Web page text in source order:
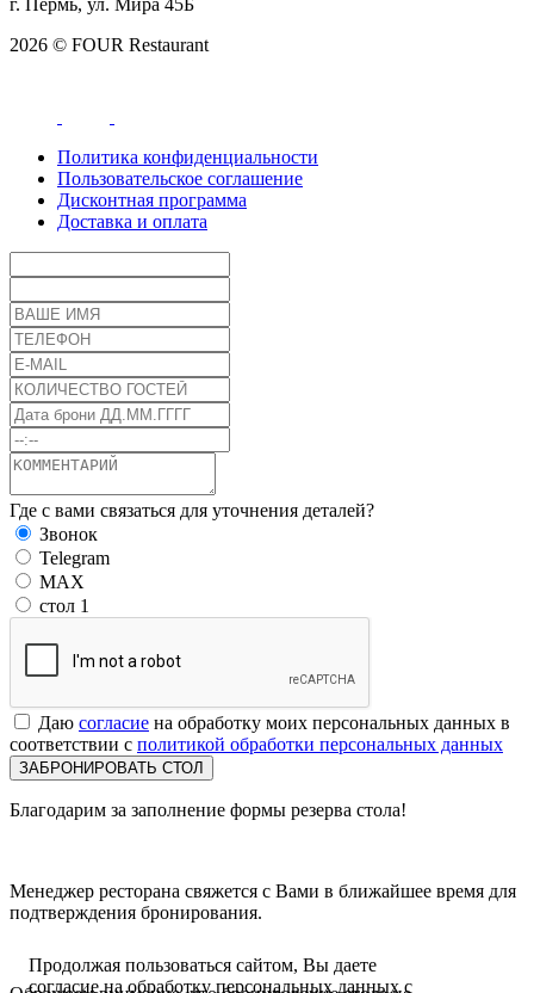
г. Пермь, ул. Мира 45Б
2026 © FOUR Restaurant
Политика конфиденциальности
Пользовательское соглашение
Дисконтная программа
Доставка и оплата
Где с вами связаться для уточнения деталей?
Звонок
Telegram
MAX
стол 1
Даю согласие на обработку моих персональных данных в
соответствии с политикой обработки персональных данных
Благодарим за заполнение формы резерва стола!
Менеджер ресторана свяжется с Вами в ближайшее время для
подтверждения бронирования.
Продолжая пользоваться сайтом, Вы даете
согласие на обработку персональных данных с